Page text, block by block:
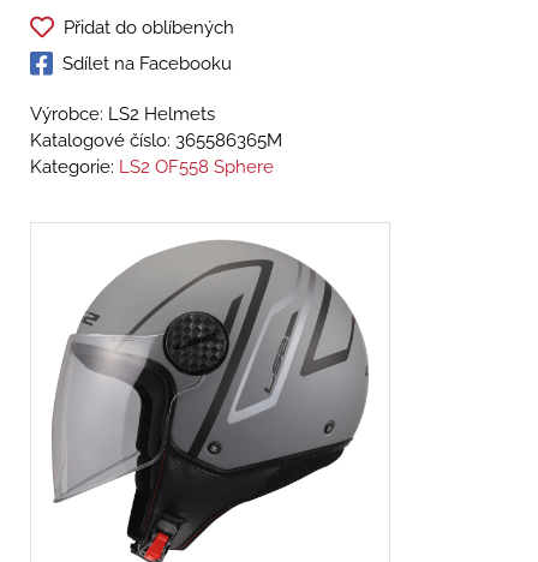
Přidat do oblíbených
Sdílet na Facebooku
Výrobce: LS2 Helmets
Katalogové číslo: 365586365M
Kategorie: LS2 OF558 Sphere